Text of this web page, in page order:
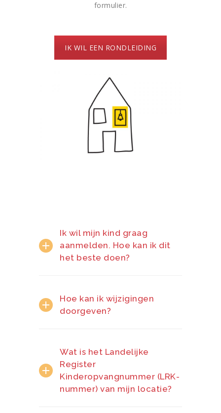
formulier.
IK WIL EEN RONDLEIDING
Ik wil mijn kind graag
aanmelden. Hoe kan ik dit
het beste doen?
Hoe kan ik wijzigingen
doorgeven?
Wat is het Landelijke
Register
Kinderopvangnummer (LRK-
nummer) van mijn locatie?